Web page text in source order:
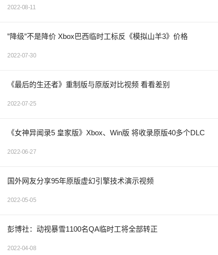
2022-08-11
”降级”不是降价 Xbox巴西临时工标反《模拟山羊3》价格
2022-07-30
《最后的生还者》重制版与原版对比视频 看看差别
2022-07-25
《女神异闻录5 皇家版》Xbox、Win版 将收录原版40多个DLC
2022-06-27
国外网友分享95年原版虚幻引擎技术演示视频
2022-05-05
彭博社：动视暴雪1100名QA临时工将全部转正
2022-04-08